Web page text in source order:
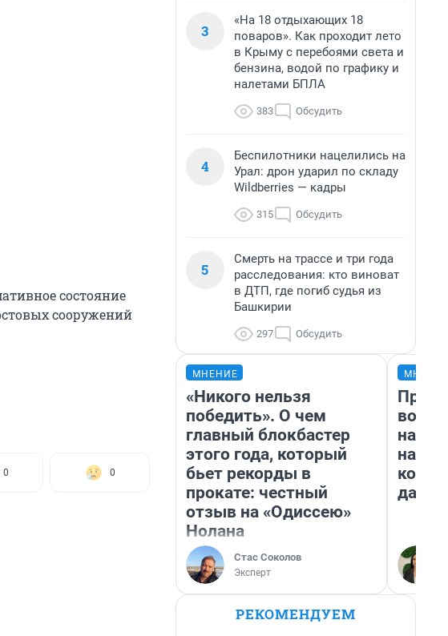
состояние
сооружений
0 0
3
«На 18 отдыхающих 18
поваров». Как проходит лето
в Крыму с перебоями света и
бензина, водой по графику и
налетами БПЛА
383 Обсудить
4
Беспилотники нацелились на
Урал: дрон ударил по складу
Wildberries — кадры
315 Обсудить
5
Смерть на трассе и три года
расследования: кто виноват
в ДТП, где погиб судья из
Башкирии
297 Обсудить
МНЕНИЕ
«Никого нельзя
победить». О чем
главный блокбастер
этого года, который
бьет рекорды в
прокате: честный
отзыв на «Одиссею»
Нолана
Стас Соколов
Эксперт
нам
даже
РЕКОМЕНДУЕМ